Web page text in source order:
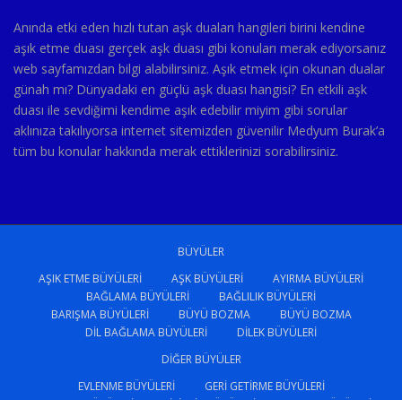
Anında etki eden hızlı tutan aşk duaları hangileri birini kendine
aşık etme duası gerçek aşk duası gibi konuları merak ediyorsanız
web sayfamızdan bilgi alabilirsiniz. Aşık etmek için okunan dualar
günah mı? Dünyadaki en güçlü aşk duası hangisi? En etkili aşk
duası ile sevdiğimi kendime aşık edebilir miyim gibi sorular
aklınıza takılıyorsa internet sitemizden güvenilir Medyum Burak’a
tüm bu konular hakkında merak ettiklerinizi sorabilirsiniz.
BÜYÜLER
AŞIK ETME BÜYÜLERI
AŞK BÜYÜLERI
AYIRMA BÜYÜLERI
BAĞLAMA BÜYÜLERI
BAĞLILIK BÜYÜLERI
BARIŞMA BÜYÜLERI
BÜYÜ BOZMA
BÜYÜ BOZMA
DIL BAĞLAMA BÜYÜLERI
DILEK BÜYÜLERI
DIĞER BÜYÜLER
EVLENME BÜYÜLERI
GERI GETIRME BÜYÜLERI